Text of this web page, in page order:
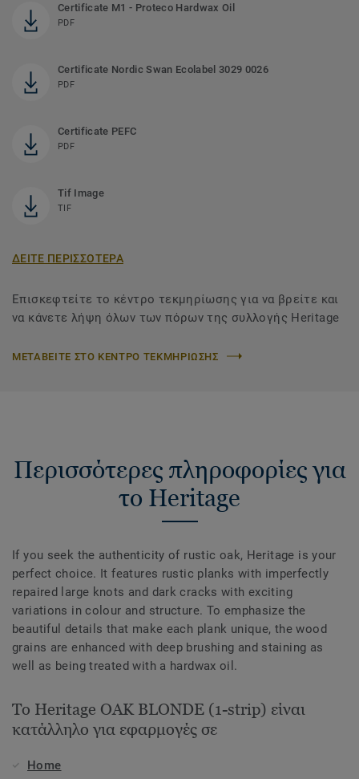
Certificate M1 - Proteco Hardwax Oil
PDF
Certificate Nordic Swan Ecolabel 3029 0026
PDF
Certificate PEFC
PDF
Tif Image
TIF
ΔΕΙΤΕ ΠΕΡΙΣΣΟΤΕΡΑ
Επισκεφτείτε το κέντρο τεκμηρίωσης για να βρείτε και
να κάνετε λήψη όλων των πόρων της συλλογής Heritage
ΜΕΤΑΒΕΙΤΕ ΣΤΟ ΚΕΝΤΡΟ ΤΕΚΜΗΡΙΩΣΗΣ
Περισσότερες πληροφορίες για
το Heritage
If you seek the authenticity of rustic oak, Heritage is your
perfect choice. It features rustic planks with imperfectly
repaired large knots and dark cracks with exciting
variations in colour and structure. To emphasize the
beautiful details that make each plank unique, the wood
grains are enhanced with deep brushing and staining as
well as being treated with a hardwax oil.
Το Heritage OAK BLONDE (1-strip) είναι
κατάλληλο για εφαρμογές σε
Home